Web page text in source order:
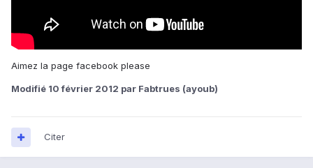
Aimez la page facebook please
Modifié 10 février 2012 par Fabtrues (ayoub)
Citer